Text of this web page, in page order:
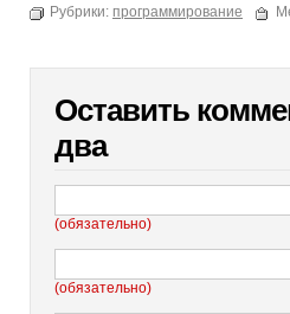
Рубрики: программирование
Оставить
два
(обязательно)
(обязательно)